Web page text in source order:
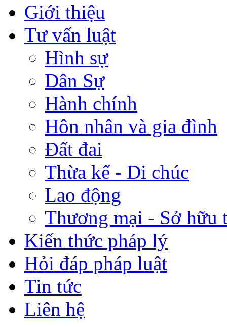
Giới thiệu
Tư vấn luật
Hình sự
Dân Sự
Hành chính
Hôn nhân và gia đình
Đất đai
Thừa kế - Di chúc
Lao động
Thương mại - Sở hữu
Kiến thức pháp lý
Hỏi đáp pháp luật
Tin tức
Liên hệ